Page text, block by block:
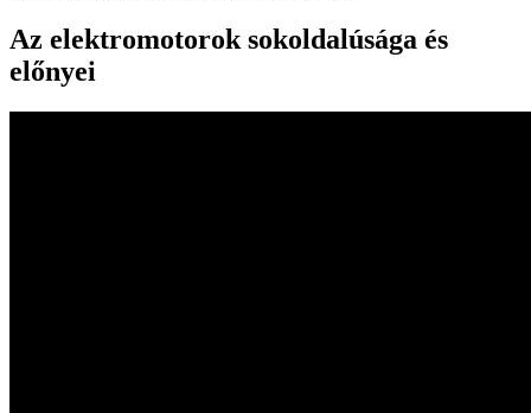
Az elektromotorok sokoldalúsága és
előnyei